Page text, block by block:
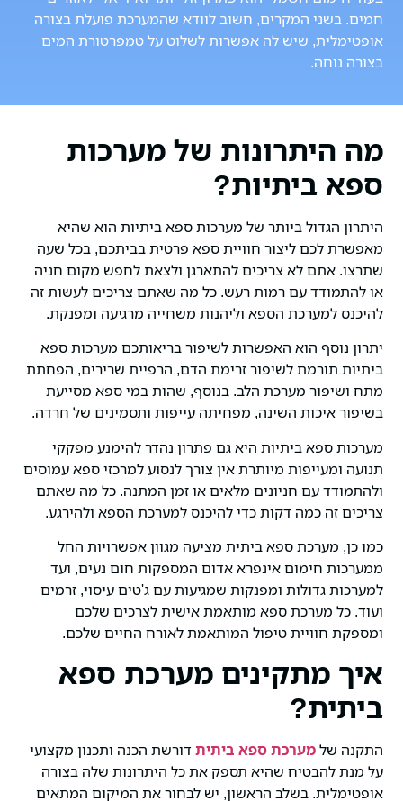
חמים. בשני המקרים, חשוב לוודא שהמערכת פועלת בצורה
אופטימלית, שיש לה אפשרות לשלוט על טמפרטורת המים
בצורה נוחה.
מה היתרונות של מערכות
ספא ביתיות?
היתרון הגדול ביותר של מערכות ספא ביתיות הוא שהיא
מאפשרת לכם ליצור חוויית ספא פרטית בביתכם, בכל שעה
שתרצו. אתם לא צריכים להתארגן ולצאת לחפש מקום חניה
או להתמודד עם רמות רעש. כל מה שאתם צריכים לעשות זה
להיכנס למערכת הספא וליהנות משחייה מרגיעה ומפנקת.
יתרון נוסף הוא האפשרות לשיפור בריאותכם מערכות ספא
ביתיות תורמת לשיפור זרימת הדם, הרפיית שרירים, הפחתת
מתח ושיפור מערכת הלב. בנוסף, שהות במי ספא מסייעת
בשיפור איכות השינה, מפחיתה עייפות ותסמינים של חרדה.
מערכות ספא ביתיות היא גם פתרון נהדר להימנע מפקקי
תנועה ומעייפות מיותרת אין צורך לנסוע למרכזי ספא עמוסים
ולהתמודד עם חניונים מלאים או זמן המתנה. כל מה שאתם
צריכים זה כמה דקות כדי להיכנס למערכת הספא ולהירגע.
כמו כן, מערכת ספא ביתית מציעה מגוון אפשרויות החל
ממערכות חימום אינפרא אדום המספקות חום נעים, ועד
למערכות גדולות ומפנקות שמגיעות עם ג'טים עיסוי, זרמים
ועוד. כל מערכת ספא מותאמת אישית לצרכים שלכם
ומספקת חוויית טיפול המותאמת לאורח החיים שלכם.
איך מתקינים מערכת ספא
ביתית?
התקנה שלמערכת ספא ביתיתדורשת הכנה ותכנון מקצועי
על מנת להבטיח שהיא תספק את כל היתרונות שלה בצורה
אופטימלית. בשלב הראשון, יש לבחור את המיקום המתאים